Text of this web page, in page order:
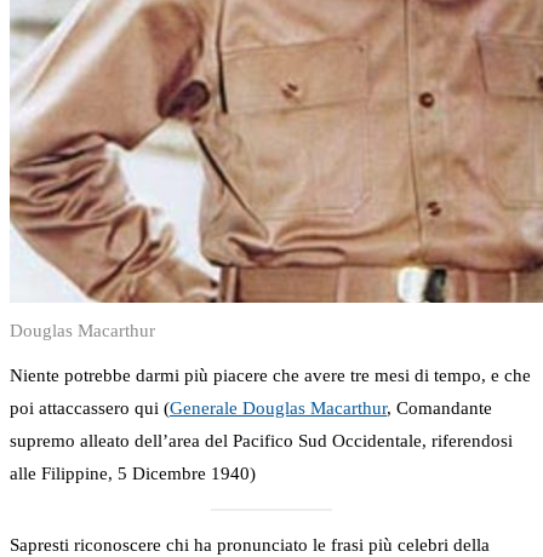
Douglas Macarthur
Niente potrebbe darmi più piacere che avere tre mesi di tempo, e che
poi attaccassero qui (Generale Douglas Macarthur, Comandante
supremo alleato dell’area del Pacifico Sud Occidentale, riferendosi
alle Filippine, 5 Dicembre 1940)
Sapresti riconoscere chi ha pronunciato le frasi più celebri della